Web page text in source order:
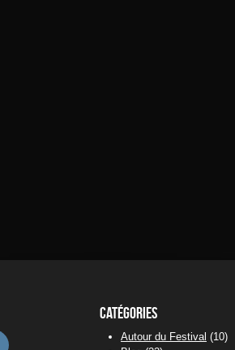
Instagram
Catégories
Autour du Festival (10)